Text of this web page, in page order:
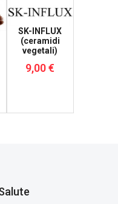
SK-INFLUX
(ceramidi
vegetali)
9,00 €